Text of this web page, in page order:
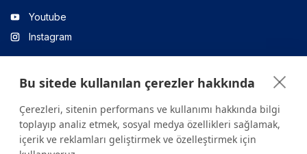
Youtube
Instagram
Linkedin
Sitede yer alan tüm içerikler yalnızca bilgilendirme amaçlıdır.
Bu sitede kullanılan çerezler hakkında
Çerezleri, sitenin performans ve kullanımı hakkında bilgi
toplayıp analiz etmek, sosyal medya özellikleri sağlamak,
içerik ve reklamları geliştirmek ve özelleştirmek için